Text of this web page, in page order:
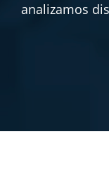
analizamos